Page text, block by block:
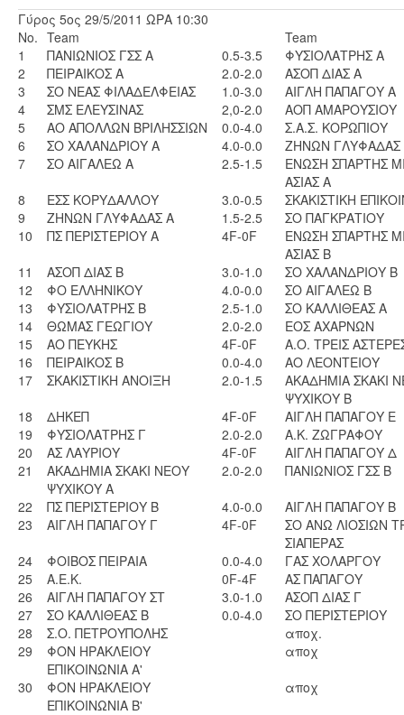
Γύρος 5ος 29/5/2011 ΩΡΑ 10:30
No. Team
Team
1
ΠΑΝΙΩΝΙΟΣ ΓΣΣ Α 0.5-3.5
ΦΥΣΙΟΛΑΤΡΗΣ Α
2
ΠΕΙΡΑΙΚΟΣ Α 2.0-2.0
ΑΣΟΠ ΔΙΑΣ Α
3
ΣΟ ΝΕΑΣ ΦΙΛΑΔΕΛΦΕΙΑΣ 1.0-3.0
ΑΙΓΛΗ ΠΑΠΑΓΟΥ Α
4
ΣΜΣ ΕΛΕΥΣΙΝΑΣ 2,0-2.0
ΑΟΠ ΑΜΑΡΟΥΣΙΟΥ
5
ΑΟ ΑΠΟΛΛΩΝ ΒΡΙΛΗΣΣΙΩΝ 0.0-4.0
Σ.Α.Σ. ΚΟΡΩΠΙΟΥ
6
ΣΟ ΧΑΛΑΝΔΡΙΟΥ Α 4.0-0.0
ΖΗΝΩΝ ΓΛΥΦΑΔΑΣ
7
ΣΟ ΑΙΓΑΛΕΩ Α 2.5-1.5
ΕΝΩΣΗ ΣΠΑΡΤΗΣ
ΑΣΙΑΣ Α
8
ΕΣΣ ΚΟΡΥΔΑΛΛΟΥ 3.0-0.5
ΣΚΑΚΙΣΤΙΚΗ
9
ΖΗΝΩΝ ΓΛΥΦΑΔΑΣ Α 1.5-2.5
ΣΟ ΠΑΓΚΡΑΤΙΟΥ
10
ΠΣ ΠΕΡΙΣΤΕΡΙΟΥ Α 4F-0F
ΕΝΩΣΗ ΣΠΑΡΤΗΣ
ΑΣΙΑΣ Β
11
ΑΣΟΠ ΔΙΑΣ Β 3.0-1.0
ΣΟ ΧΑΛΑΝΔΡΙΟΥ Β
12
ΦΟ ΕΛΛΗΝΙΚΟΥ 4.0-0.0
ΣΟ ΑΙΓΑΛΕΩ Β
13
ΦΥΣΙΟΛΑΤΡΗΣ Β 2.5-1.0
ΣΟ ΚΑΛΛΙΘΕΑΣ Α
14
ΘΩΜΑΣ ΓΕΩΓΙΟΥ 2.0-2.0
ΕΟΣ ΑΧΑΡΝΩΝ
15
ΑΟ ΠΕΥΚΗΣ 4F-0F
A.O. ΤΡΕΙΣ
16
ΠΕΙΡΑΙΚΟΣ Β 0.0-4.0
ΑΟ ΛΕΟΝΤΕΙΟΥ
17
ΣΚΑΚΙΣΤΙΚΗ ΑΝΟΙΞΗ 2.0-1.5
ΑΚΑΔΗΜΙΑ ΣΚΑΚΙ
ΨΥΧΙΚΟΥ Β
18
ΔΗΚΕΠ 4F-0F
ΑΙΓΛΗ ΠΑΠΑΓΟΥ Ε
19
ΦΥΣΙΟΛΑΤΡΗΣ Γ 2.0-2.0
A.K. ZΩΓΡΑΦΟΥ
20
ΑΣ ΛΑΥΡΙΟΥ 4F-0F
ΑΙΓΛΗ ΠΑΠΑΓΟΥ Δ
21
ΑΚΑΔΗΜΙΑ ΣΚΑΚΙ ΝΕΟΥ
ΨΥΧΙΚΟΥ Α
2.0-2.0
ΠΑΝΙΩΝΙΟΣ ΓΣΣ Β
22
ΠΣ ΠΕΡΙΣΤΕΡΙΟΥ Β 4.0-0.0
ΑΙΓΛΗ ΠΑΠΑΓΟΥ Β
23
ΑΙΓΛΗ ΠΑΠΑΓΟΥ Γ 4F-0F
ΣΟ ΑΝΩ ΛΙΟΣΙΩΝ
ΣΙΑΠΕΡΑΣ
24
ΦΟΙΒΟΣ ΠΕΙΡΑΙΑ 0.0-4.0
ΓΑΣ ΧΟΛΑΡΓΟΥ
25
Α.Ε.Κ. 0F-4F
ΑΣ ΠΑΠΑΓΟΥ
26
ΑΙΓΛΗ ΠΑΠΑΓΟΥ ΣΤ 3.0-1.0
ΑΣΟΠ ΔΙΑΣ Γ
27
ΣΟ ΚΑΛΛΙΘΕΑΣ Β 0.0-4.0
ΣΟ ΠΕΡΙΣΤΕΡΙΟΥ
28
Σ.Ο. ΠΕΤΡΟΥΠΟΛΗΣ
αποχ.
29
ΦΟΝ ΗΡΑΚΛΕΙΟΥ
ΕΠΙΚΟΙΝΩΝΙΑ Α'
αποχ
30
ΦΟΝ ΗΡΑΚΛΕΙΟΥ
ΕΠΙΚΟΙΝΩΝΙΑ Β'
αποχ